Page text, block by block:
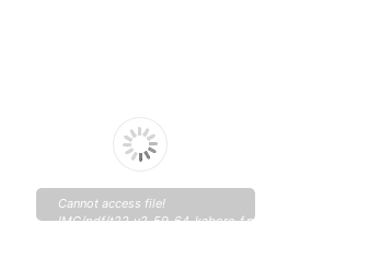
Cannot access file!
IMG/pdf/t22_v2_59_64_kabore_f.pdf